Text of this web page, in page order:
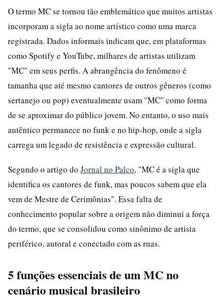
O termo MC se tornou tão emblemático que muitos artistas
incorporam a sigla ao nome artístico como uma marca
registrada. Dados informais indicam que, em plataformas
como Spotify e YouTube, milhares de artistas utilizam
"MC" em seus perfis. A abrangência do fenômeno é
tamanha que até mesmo cantores de outros gêneros (como
sertanejo ou pop) eventualmente usam "MC" como forma
de se aproximar do público jovem. No entanto, o uso mais
autêntico permanece no funk e no hip-hop, onde a sigla
carrega um legado de resistência e expressão cultural.
Segundo o artigo do Jornal no Palco, "MC é a sigla que
identifica os cantores de funk, mas poucos sabem que ela
vem de Mestre de Cerimônias". Essa falta de
conhecimento popular sobre a origem não diminui a força
do termo, que se consolidou como sinônimo de artista
periférico, autoral e conectado com as ruas.
5 funções essenciais de um MC no
cenário musical brasileiro